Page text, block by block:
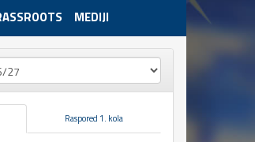
MEDIJI
Raspored 1. kola